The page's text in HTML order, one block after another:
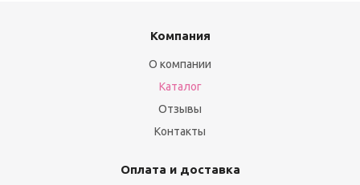
Компания
О компании
Каталог
Отзывы
Контакты
Оплата и доставка